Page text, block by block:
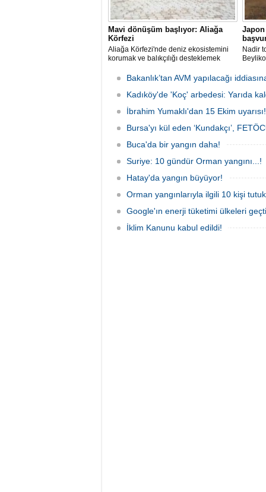
Mavi dönüşüm başlıyor: Aliağa
Körfezi
Aliağa Körfezi'nde deniz ekosistemini
korumak ve balıkçılığı desteklemek
Japon
Nadir
yeni
Bakanlık’tan AVM yapılacağı
Kadıköy'de 'Koç' arbedesi: Yarıda
İbrahim Yumaklı'dan 15 Ekim uyarısı!
Bursa'yı kül eden ‘Kundakçı’,
Buca'da bir yangın daha!
Suriye: 10 gündür Orman yangını...!
Hatay'da yangın büyüyor!
Orman yangınlarıyla ilgili 10 kişi
Google'ın enerji tüketimi ülkeleri
İklim Kanunu kabul edildi!